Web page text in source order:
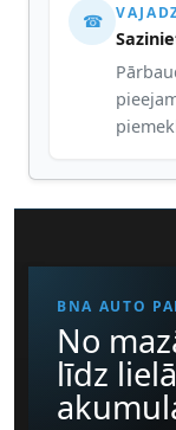
☎
BNA AUTO
No
līdz